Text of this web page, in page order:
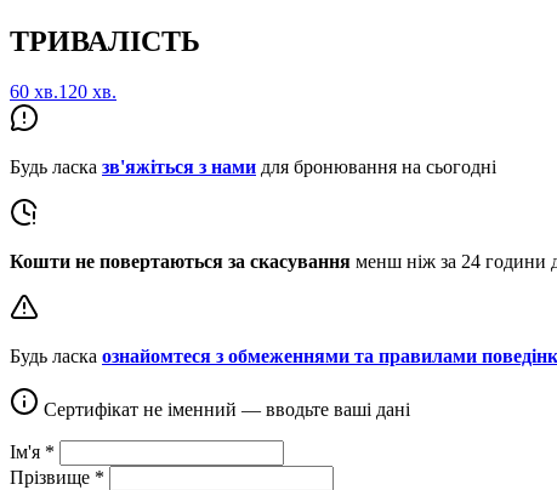
ТРИВАЛІСТЬ
60 хв.120 хв.
Будь ласка зв'яжіться з нами для бронювання на сьогодні
Кошти не повертаються за скасування менш ніж за 24 години
Будь ласка ознайомтеся з обмеженнями та правилами
Сертифікат не іменний — вводьте ваші дані
Ім'я *
Прізвище *